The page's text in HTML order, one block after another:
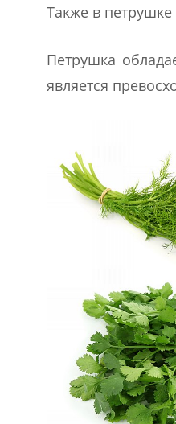
Также в
Петрушка
является